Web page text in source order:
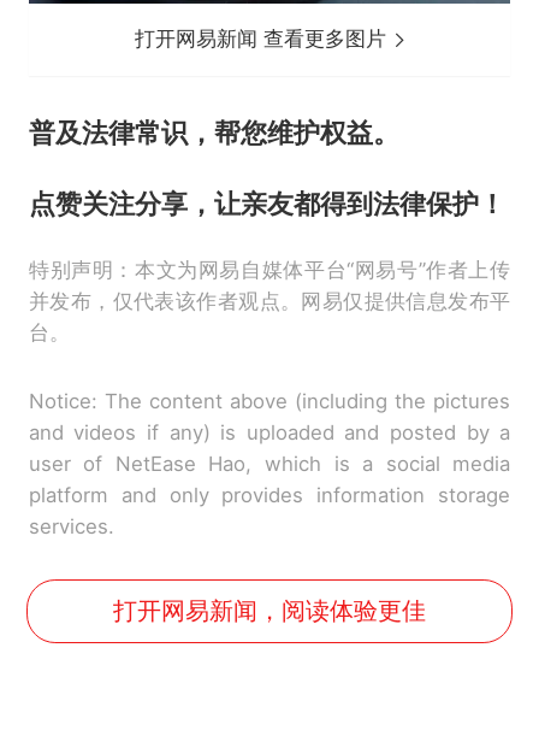
打开网易新闻 查看更多图片
普及法律常识，帮您维护权益。
点赞关注分享，让亲友都得到法律保护！
特别声明：本文为网易自媒体平台“网易号”作者上传
并发布，仅代表该作者观点。网易仅提供信息发布平
台。
Notice: The content above (including the pictures
and videos if any) is uploaded and posted by a
user of NetEase Hao, which is a social media
platform and only provides information storage
services.
打开网易新闻，阅读体验更佳